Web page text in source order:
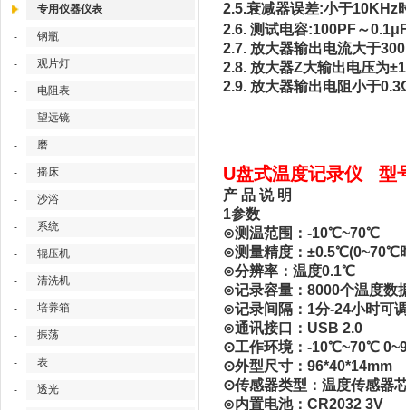
专用仪器仪表
- 钢瓶
- 观片灯
- 电阻表
- 望远镜
- 磨
- 摇床
- 沙浴
- 系统
- 辊压机
- 清洗机
- 培养箱
- 振荡
- 表
- 透光
2.5.衰减器误差:小于10KHz
2.6. 测试电容:100PF～
2.7. 放大器输出电流大于
2.8. 放大器Z大输出电压为
2.9. 放大器输出电阻小于
U盘式温度记录仪
产 品 说 明
1参数
⊙测温范围：-10℃~70℃
⊙测量精度：±0.5℃(0~70℃
⊙分辨率：温度0.1℃
⊙记录容量：8000个温度数
⊙记录间隔：1分-24小时可
⊙通讯接口：USB 2.0
⊙工作环境：-10℃~70℃
⊙外型尺寸：96*40*14mm
⊙传感器类型：温度传感器
⊙内置电池：CR2032 3V